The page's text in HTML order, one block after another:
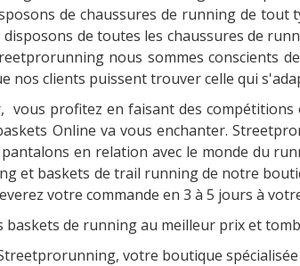
de chaussures de running de
de toutes les chaussures de
nous sommes conscients
nos clients puissent trouver celle qui
vous profitez en faisant des
Online va vous enchanter.
en relation avec le monde du
et baskets de trail running de notre
votre commande en 3 à 5 jours à
de running au meilleur prix et
votre boutique